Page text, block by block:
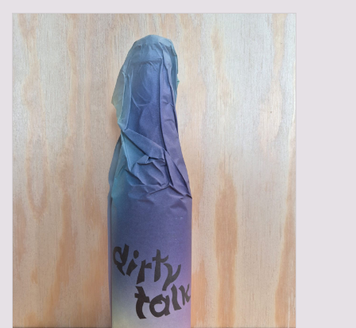
Blikken
Cadeaubonnen
Gadgets
Lege kratten
Manden/Kratten